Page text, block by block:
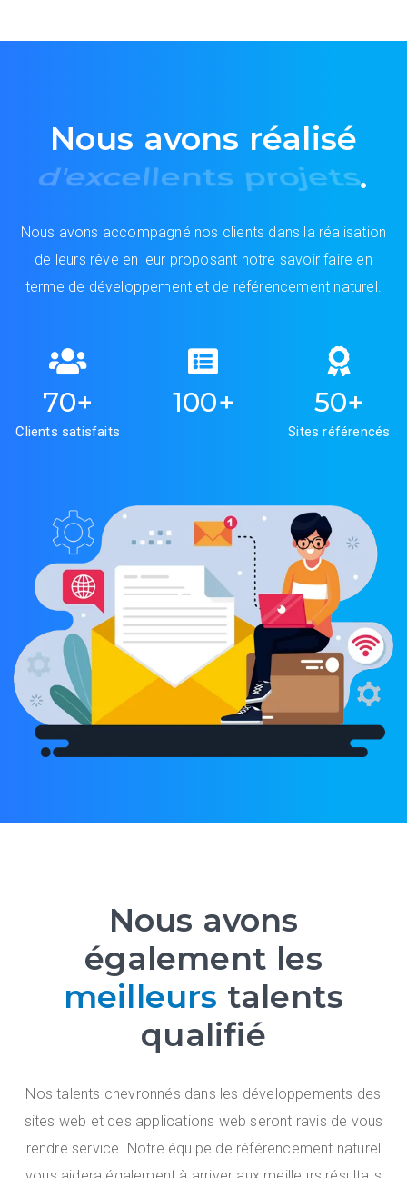
Nous avons réalisé
d'excellents projets.
Nous avons accompagné nos clients dans la réalisation
de leurs rêve en leur proposant notre savoir faire en
terme de développement et de référencement naturel.
70+
Clients satisfaits
100+ 50+
Sites référencés
Nous avons
également les
meilleurs talents
qualifié
Nos talents chevronnés dans les développements des
sites web et des applications web seront ravis de vous
rendre service. Notre équipe de référencement naturel